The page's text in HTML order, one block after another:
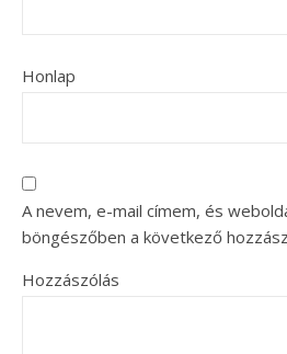
Honlap
A nevem, e-mail címem, és
böngészőben a következő
Hozzászólás